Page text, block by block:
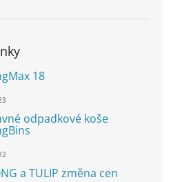
18
odpadkové koše
a TULIP změna cen